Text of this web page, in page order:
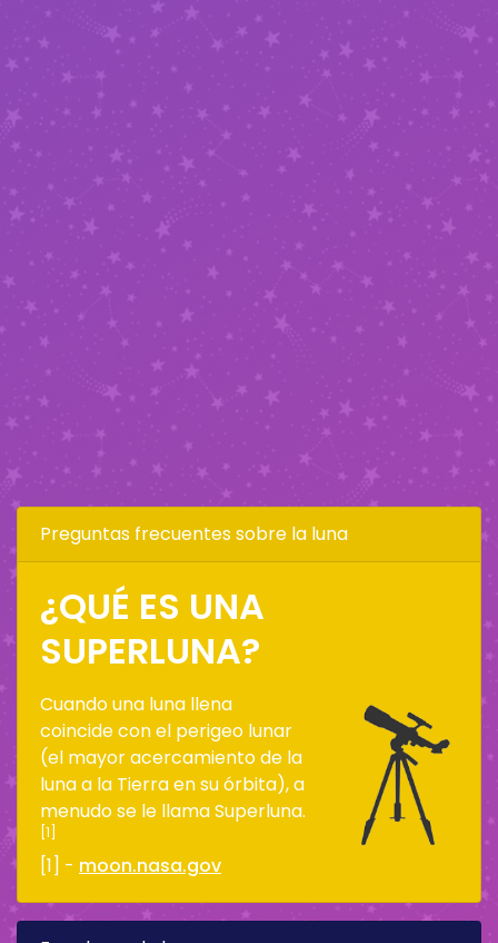
Preguntas frecuentes sobre la luna
¿QUÉ ES UNA
SUPERLUNA?
Cuando una luna llena
coincide con el perigeo lunar
(el mayor acercamiento de la
luna a la Tierra en su órbita), a
menudo se le llama Superluna.
[1]
[1] - moon.nasa.gov